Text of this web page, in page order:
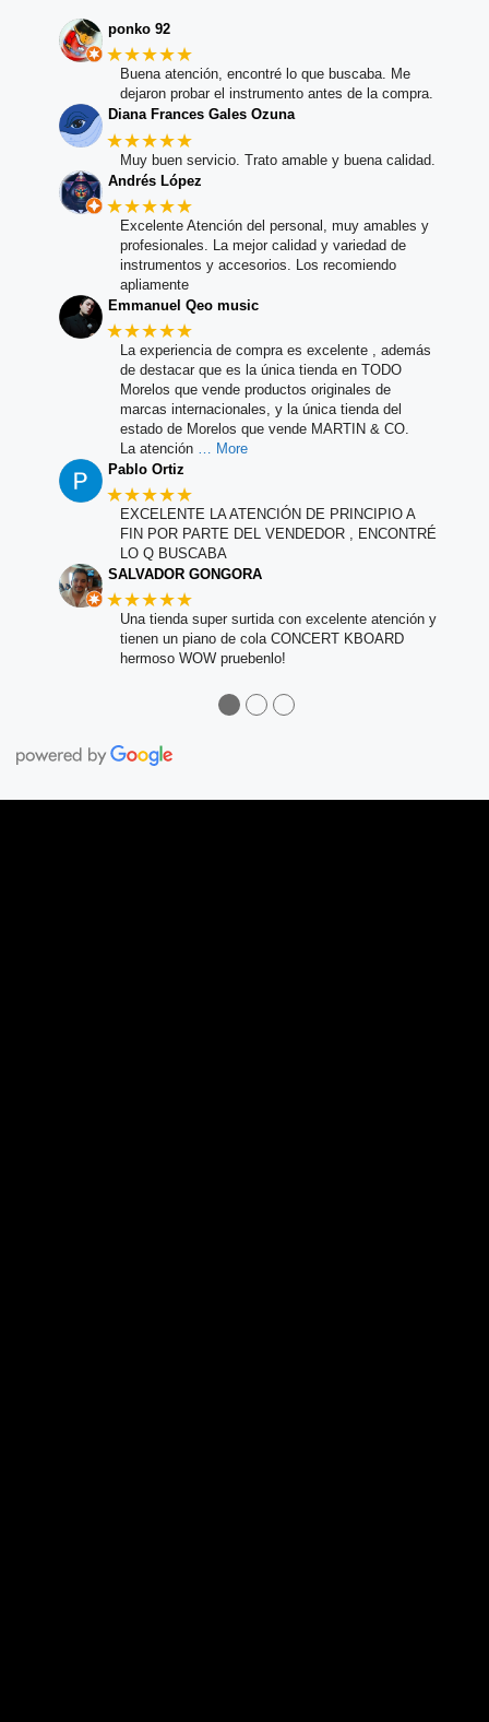
ponko 92
★★★★★
Buena atención, encontré lo que buscaba. Me
dejaron probar el instrumento antes de la compra.
Diana Frances Gales Ozuna
★★★★★
Muy buen servicio. Trato amable y buena calidad.
Andrés López
★★★★★
Excelente Atención del personal, muy amables y
profesionales. La mejor calidad y variedad de
instrumentos y accesorios. Los recomiendo
apliamente
Emmanuel Qeo music
★★★★★
La experiencia de compra es excelente , además
de destacar que es la única tienda en TODO
Morelos que vende productos originales de
marcas internacionales, y la única tienda del
estado de Morelos que vende MARTIN & CO.
La atención
… More
Pablo Ortiz
★★★★★
EXCELENTE LA ATENCIÓN DE PRINCIPIO A
FIN POR PARTE DEL VENDEDOR , ENCONTRÉ
LO Q BUSCABA
SALVADOR GONGORA
★★★★★
Una tienda super surtida con excelente atención y
tienen un piano de cola CONCERT KBOARD
hermoso WOW pruebenlo!
●●●